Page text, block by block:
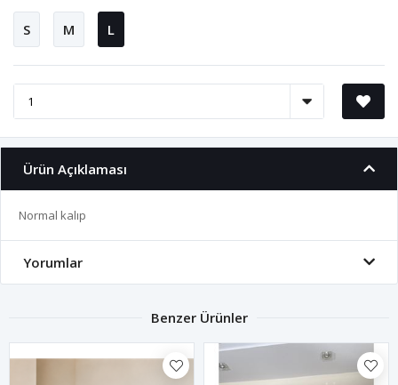
S M L
Ürün Açıklaması
Normal kalıp
Yorumlar
Benzer Ürünler